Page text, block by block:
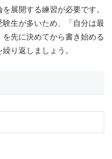
展開する練習が必要です。
生が多いため、「自分は最
先に決めてから書き始める
り返しましょう。